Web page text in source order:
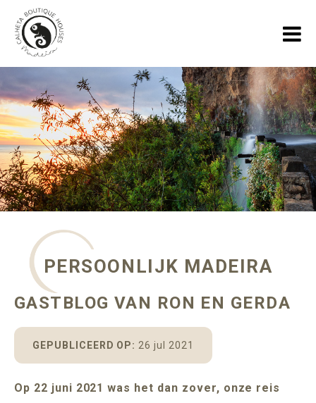
ADULTS ONLY (16+)
HOME
VAKANTIEHUIZEN
GALLERY
OVER ONS
BLOGS OVER MADEIRA
PERSOONLIJK MADEIRA
GASTBLOG VAN RON EN GERDA
GEPUBLICEERD OP: 26 jul 2021
Op 22 juni 2021 was het dan zover, onze reis